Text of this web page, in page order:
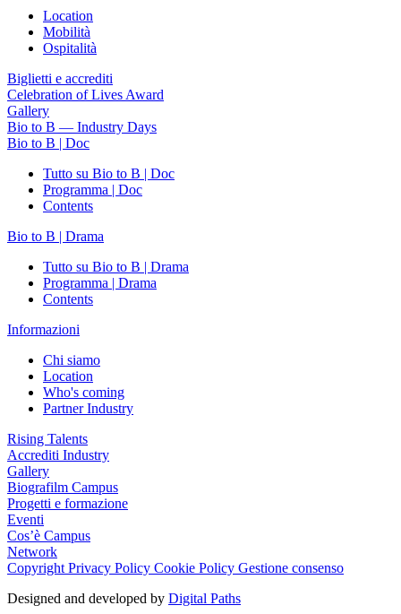
Location
Mobilità
Ospitalità
Biglietti e accrediti
Celebration of Lives Award
Gallery
Bio to B — Industry Days
Bio to B | Doc
Tutto su Bio to B | Doc
Programma | Doc
Contents
Bio to B | Drama
Tutto su Bio to B | Drama
Programma | Drama
Contents
Informazioni
Chi siamo
Location
Who's coming
Partner Industry
Rising Talents
Accrediti Industry
Gallery
Biografilm Campus
Progetti e formazione
Eventi
Cos’è Campus
Network
Copyright Privacy Policy Cookie Policy Gestione consenso
Designed and developed by Digital Paths